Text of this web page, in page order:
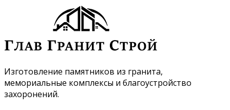
Изготовление памятников из гранита,
мемориальные комплексы и благоустройство
захоронений.